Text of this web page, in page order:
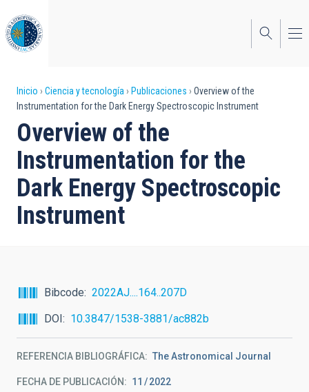
al
contenido
principal
Sobrescribir
enlaces
de
ayuda
a
la
Inicio Ciencia y tecnología Publicaciones
Overview of the
Instrumentation for the Dark Energy Spectroscopic Instrument
Overview of the
Instrumentation for the
Dark Energy Spectroscopic
Instrument
Bibcode
2022AJ....164..207D
DOI
10.3847/1538-3881/ac882b
REFERENCIA BIBLIOGRÁFICA The Astronomical Journal
FECHA DE PUBLICACIÓN: 11 2022